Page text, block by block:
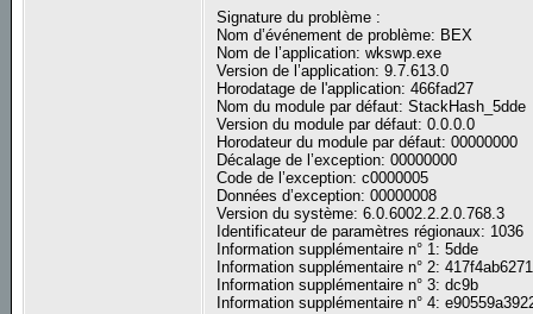
Signature du problème :
Nom d’événement de problème: BEX
Nom de l’application: wkswp.exe
Version de l’application: 9.7.613.0
Horodatage de l'application: 466fad27
Nom du module par défaut: StackHash_5dde
Version du module par défaut: 0.0.0.0
Horodateur du module par défaut: 00000000
Décalage de l’exception: 00000000
Code de l’exception: c0000005
Données d’exception: 00000008
Version du système: 6.0.6002.2.2.0.768.3
Identificateur de paramètres régionaux: 1036
Information supplémentaire n° 1: 5dde
Information supplémentaire n° 2:
Information supplémentaire n° 3: dc9b
Information supplémentaire n° 4: